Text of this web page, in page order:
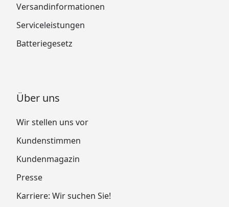
Versandinformationen
Serviceleistungen
Batteriegesetz
Über uns
Wir stellen uns vor
Kundenstimmen
Kundenmagazin
Presse
Karriere: Wir suchen Sie!